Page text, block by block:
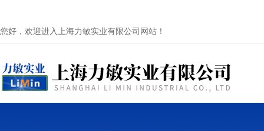
您好，欢迎进入上海力敏实业有限公司网站！